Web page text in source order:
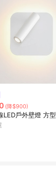
(降$900)
LED戶外壁燈 方型